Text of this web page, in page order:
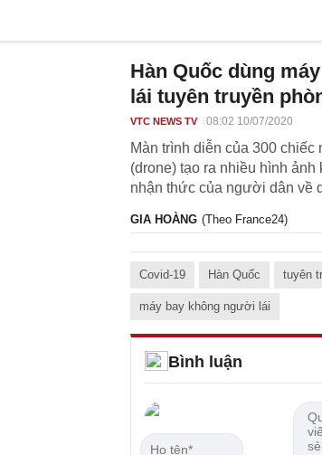
Hàn Quốc dùng
lái tuyên truyền
VTC NEWS TV 08:02 10/07/2020
Màn trình diễn của 300
(drone) tạo ra nhiều hình
nhận thức của người dân về
GIA HOÀNG (Theo France24)
Covid-19 Hàn Quốc tuyên
máy bay không người lái
Bình luận